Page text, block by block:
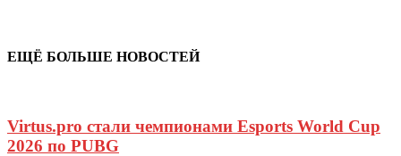
ЕЩЁ БОЛЬШЕ НОВОСТЕЙ
Virtus.pro стали чемпионами Esports World Cup
2026 по PUBG